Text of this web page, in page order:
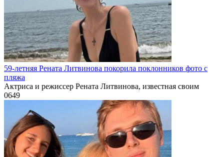
59-летняя Рената Литвинова покорила поклонников фото с
пляжа
Актриса и режиссер Рената Литвинова, известная своим
0649